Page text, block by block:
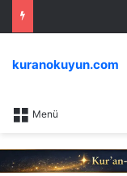
Menü
kuranokuyun.com